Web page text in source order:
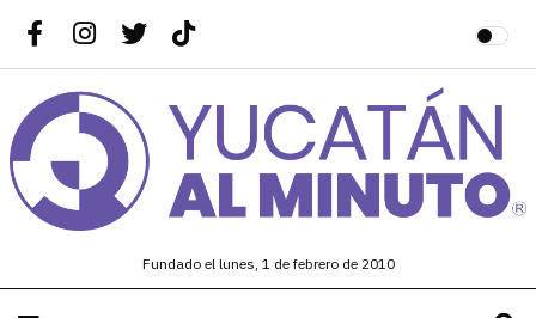
Fundado el lunes, 1 de febrero de 2010